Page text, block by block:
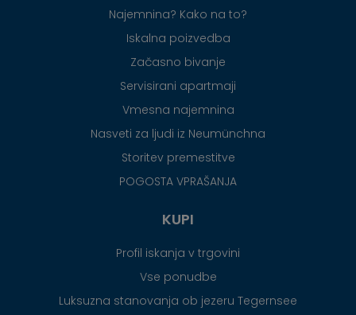
Najemnina? Kako na to?
Iskalna poizvedba
Začasno bivanje
Servisirani apartmaji
Vmesna najemnina
Nasveti za ljudi iz Neumünchna
Storitev premestitve
POGOSTA VPRAŠANJA
KUPI
Profil iskanja v trgovini
Vse ponudbe
Luksuzna stanovanja ob jezeru Tegernsee